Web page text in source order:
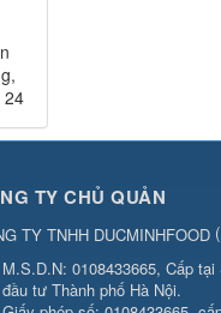
24
TY CHỦ QUẢN
TY TNHH DUCMINHFOOD (
M.S.D.N: 0108433665, Cấp
đầu tư Thành phố Hà Nội.